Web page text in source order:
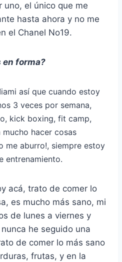
uno, el único que me
hasta ahora y no me
el Chanel No19.
en forma?
así que cuando estoy
3 veces por semana,
kick boxing, fit camp,
hacer cosas
me aburro!, siempre estoy
entrenamiento.
acá, trato de comer lo
es mucho más sano, mi
de lunes a viernes y
he seguido una
de comer lo más sano
frutas, y en la